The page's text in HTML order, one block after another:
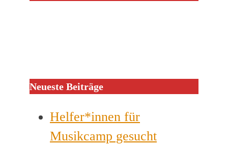
Neueste Beiträge
Helfer*innen für
Musikcamp gesucht